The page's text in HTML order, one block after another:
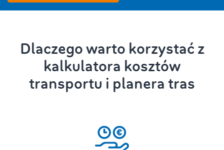
Dlaczego warto korzystać z
kalkulatora kosztów
transportu i planera tras